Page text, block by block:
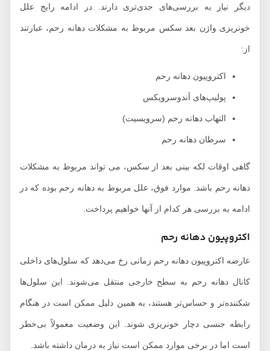
دیگر نیاز به بررسی‌های جدی‌تری دارند. در ادامه رایج علل
خونریزی واژن بعد سکس مربوط به مشکلات دهانه رحم، عبارتند
اکتروپیون دهانه رحم
پولیپ‌های آندوسرویکس
التهاب دهانه رحم (سرویسیت)
سرطان دهانه رحم
گاهی اوقات لکه بینی بعد از سکس، می تواند مربوط به مشکلات
دهانه رحم باشد. موارد فوق، علل مربوط به دهانه رحم بوده که در
ادامه به بررسی هر کدام از آنها خواهیم پرداخت.
اکتروپیون دهانه رحم
عارضه اکتروپیون دهانه رحم زمانی رخ می‌دهد که سلول‌های داخلی
کانال دهانه رحم به سطح خارجی منتقل می‌شوند. این سلول‌ها
شکننده‌تر و حساس‌تر هستند، به همین دلیل ممکن است در هنگام
رابطه جنسی دچار خونریزی شوند. این وضعیت معمولاً بی‌خطر
است اما در برخی موارد ممکن است نیاز به درمان داشته باشد.